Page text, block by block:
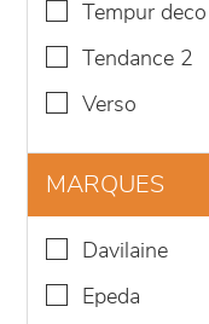
tempur
tendance 2
verso
MARQUES
davilaine
epeda